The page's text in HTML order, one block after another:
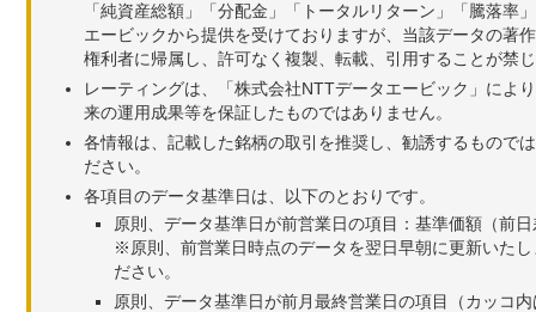
「純資産総額」「分配金」「トータルリターン」「騰落
エービックから提供を受けておりますが、当該データの著
権利者に帰属し、許可なく複製、転載、引用することが禁
レーティングは、「株式会社NTTデータエービック」によ
来の運用成果等を保証したものではありません。
各情報は、記載した銘柄の取引を推奨し、勧誘するもので
ださい。
各項目のデータ基準日は、以下のとおりです。
原則、データ基準日が前営業日の項目：基準価額（前
※原則、前営業日時点のデータを翌日早朝に更新いた
ださい。
原則、データ基準日が前月最終営業日の項目（カッコ